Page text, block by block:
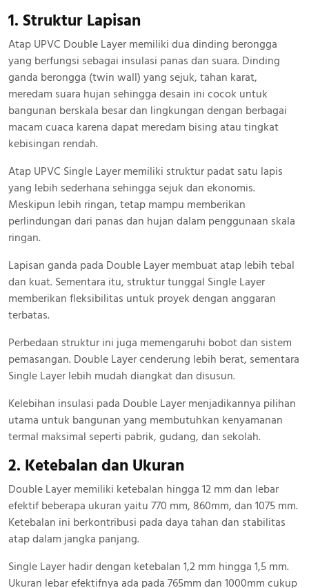
1. Struktur Lapisan
Atap UPVC Double Layer memiliki dua dinding berongga
yang berfungsi sebagai insulasi panas dan suara. Dinding
ganda berongga (twin wall) yang sejuk, tahan karat,
meredam suara hujan sehingga desain ini cocok untuk
bangunan berskala besar dan lingkungan dengan berbagai
macam cuaca karena dapat meredam bising atau tingkat
kebisingan rendah.
Atap UPVC Single Layer memiliki struktur padat satu lapis
yang lebih sederhana sehingga sejuk dan ekonomis.
Meskipun lebih ringan, tetap mampu memberikan
perlindungan dari panas dan hujan dalam penggunaan skala
ringan.
Lapisan ganda pada Double Layer membuat atap lebih tebal
dan kuat. Sementara itu, struktur tunggal Single Layer
memberikan fleksibilitas untuk proyek dengan anggaran
terbatas.
Perbedaan struktur ini juga memengaruhi bobot dan sistem
pemasangan. Double Layer cenderung lebih berat, sementara
Single Layer lebih mudah diangkat dan disusun.
Kelebihan insulasi pada Double Layer menjadikannya pilihan
utama untuk bangunan yang membutuhkan kenyamanan
termal maksimal seperti pabrik, gudang, dan sekolah.
2. Ketebalan dan Ukuran
Double Layer memiliki ketebalan hingga 12 mm dan lebar
efektif beberapa ukuran yaitu 770 mm, 860mm, dan 1075 mm.
Ketebalan ini berkontribusi pada daya tahan dan stabilitas
atap dalam jangka panjang.
Single Layer hadir dengan ketebalan 1,2 mm hingga 1,5 mm.
Ukuran lebar efektifnya ada pada 765mm dan 1000mm cukup